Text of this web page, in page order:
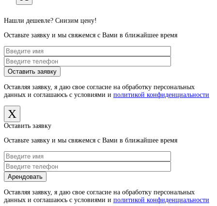
Нашли дешевле? Снизим цену!
Оставьте заявку и мы свяжемся с Вами в ближайшее время
Оставляя заявку, я даю свое согласие на обработку персональных
данных и соглашаюсь с условиями и политикой конфиденциальности
X
Оставить заявку
Оставьте заявку и мы свяжемся с Вами в ближайшее время
Оставляя заявку, я даю свое согласие на обработку персональных
данных и соглашаюсь с условиями и политикой конфиденциальности